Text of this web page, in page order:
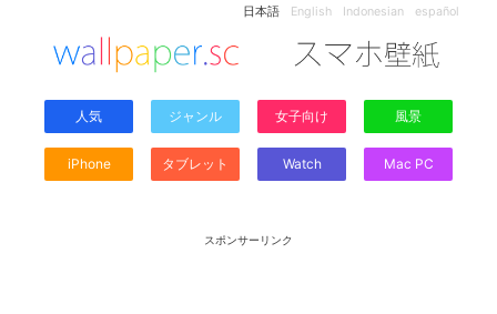
日本語 English Indonesian español
人気 ジャンル 女子向け 風景
iPhone タブレット Watch Mac PC
スポンサーリンク